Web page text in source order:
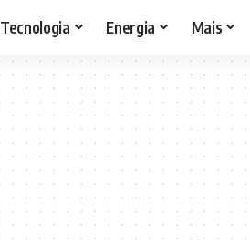
Tecnologia Energia Mais